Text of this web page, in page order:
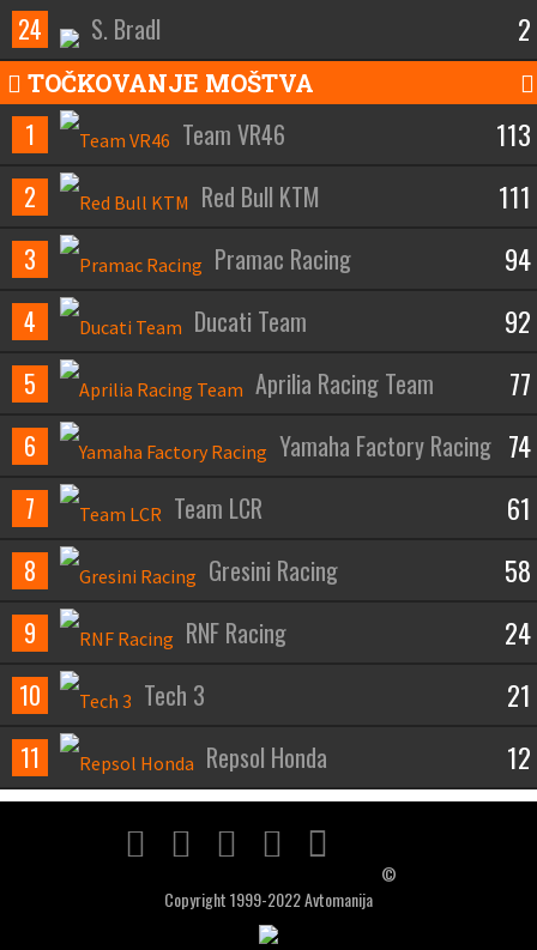
24 S. Bradl 2
TOČKOVANJE MOŠTVA
1 Team VR46 113
2 Red Bull KTM 111
3 Pramac Racing 94
4 Ducati Team 92
5 Aprilia Racing Team 77
6 Yamaha Factory Racing 74
7 Team LCR 61
8 Gresini Racing 58
9 RNF Racing 24
10 Tech 3 21
11 Repsol Honda 12
©
Copyright 1999-2022 Avtomanija